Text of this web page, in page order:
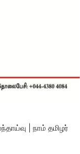
| நாம் தமிழர்